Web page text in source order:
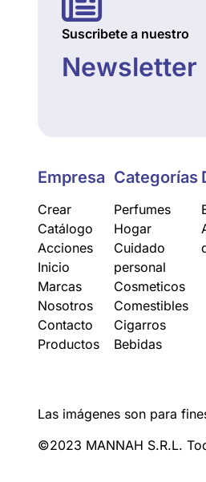
Suscribete a nuestro
Newsletter
Empresa
Crear
Catálogo
Acciones
Inicio
Marcas
Nosotros
Contacto
Productos
Categorías
Perfumes
Hogar
Cuidado
personal
Cosmeticos
Comestibles
Cigarros
Bebidas
Las imágenes son para
©2023 MANNAH S.R.L.